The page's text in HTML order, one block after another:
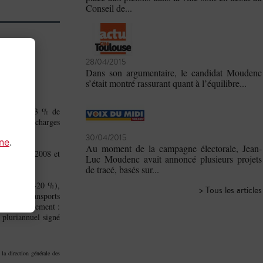
à 93 % de
et les charges
entre 2008 et
(+20 %),
et des transports
du département :
signé
direction générale des
Conseil de...
28/04/2015
Dans son argumentaire, le candidat Moudenc
s’était montré rassurant quant à l’équilibre...
30/04/2015
Au moment de la campagne électorale, Jean-
Luc Moudenc avait annoncé plusieurs projets
de tracé, basés sur...
> Tous les articles
.